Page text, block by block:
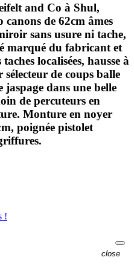
and Co à Shul,
de 62cm âmes
sans usure ni tache,
marqué du fabricant et
localisées, hausse à
de coups balle
jaspage dans une belle
de percuteurs en
Monture en noyer
poignée pistolet
!
close